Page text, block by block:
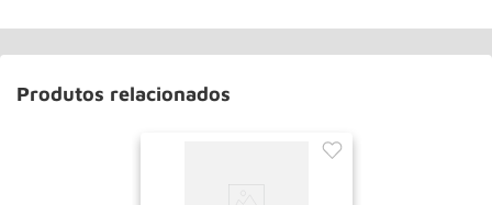
Produtos relacionados